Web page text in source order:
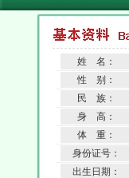
姓 名：
性 别：
民 族：
身 高：
体 重：
身份证号：
出生日期：